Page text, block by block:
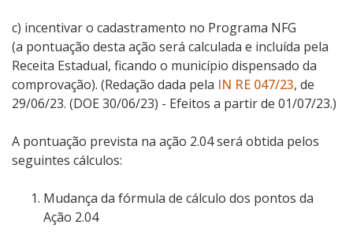
c) incentivar o cadastramento no Programa NFG
(a pontuação desta ação será calculada e incluída pela
Receita Estadual, ficando o município dispensado da
comprovação). (Redação dada pela IN RE 047/23, de
29/06/23. (DOE 30/06/23) - Efeitos a partir de 01/07/23.)
A pontuação prevista na ação 2.04 será obtida pelos
seguintes cálculos:
Mudança da fórmula de cálculo dos pontos da
Ação 2.04